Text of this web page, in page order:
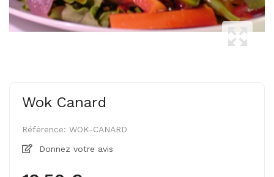
Wok Canard
Référence: WOK-CANARD
Donnez votre avis